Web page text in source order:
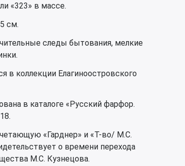
«323» в массе.
см.
следы бытования, мелкие
в коллекции Елагиноостровского
в каталоге «Русский фарфор.
«Гарднер» и «Т-во/ М.С.
о времени перехода
М.С. Кузнецова.